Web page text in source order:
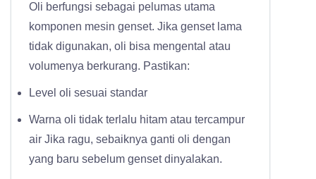
Oli berfungsi sebagai pelumas utama
komponen mesin genset. Jika genset lama
tidak digunakan, oli bisa mengental atau
volumenya berkurang. Pastikan:
Level oli sesuai standar
Warna oli tidak terlalu hitam atau tercampur
air Jika ragu, sebaiknya ganti oli dengan
yang baru sebelum genset dinyalakan.